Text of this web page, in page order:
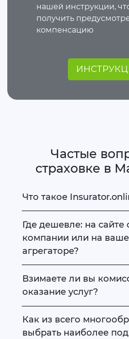
нашей инструкции,
получить
компенсацию
Частые
страховке в
Что такое
Где дешевле: на сайте
компании или на
агрегаторе?
Взимаете ли вы
оказание услуг?
Как из всего
выбрать наиболее